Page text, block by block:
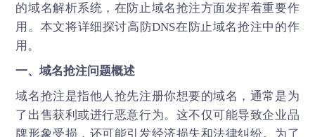
的域名解析系统，在防止域名抢注方面发挥着重要作
用。本文将详细探讨高防DNS在防止域名抢注中的作
用。
一、域名抢注问题概述
域名抢注是指他人抢先注册你想要的域名，通常是为
了出售获利或进行恶意行为。这不仅可能导致企业品
牌形象受损，还可能引发经济损失和法律纠纷。为了